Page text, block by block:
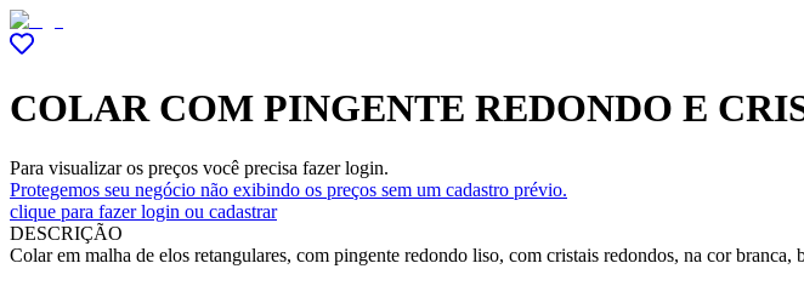
COLAR COM PINGENTE REDONDO E
Para visualizar os preços você precisa fazer login.
Protegemos seu negócio não exibindo os preços sem um cadastro prévio.
clique para fazer login ou cadastrar
DESCRIÇÃO
Colar em malha de elos retangulares, com pingente redondo liso, com cristais redondos, na cor